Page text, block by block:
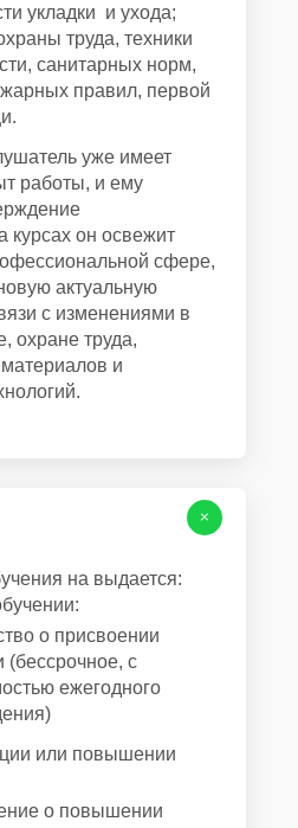
укладки и ухода;
труда, техники
санитарных норм,
правил, первой
уже имеет
работы, и ему
курсах он освежит
сфере,
актуальную
с изменениями в
охране труда,
и
на выдается:
о присвоении
(бессрочное, с
ежегодного
или повышении
о повышении
+